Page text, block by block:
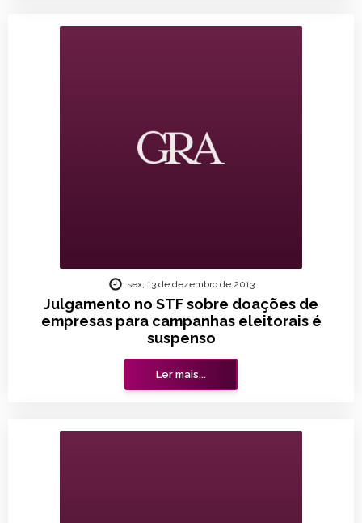
Julgamento no STF sobre doações de
empresas para campanhas eleitorais é
suspenso
sex, 13 de dezembro de 2013
Ler mais...